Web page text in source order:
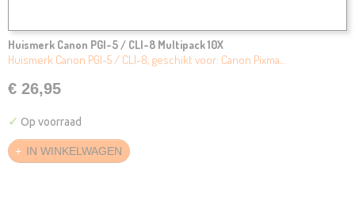
Huismerk Canon PGI-5 / CLI-8 Multipack 10X
Huismerk Canon PGI-5 / CLI-8, geschikt voor: Canon Pixma…
€ 26,95
✓ Op voorraad
IN WINKELWAGEN